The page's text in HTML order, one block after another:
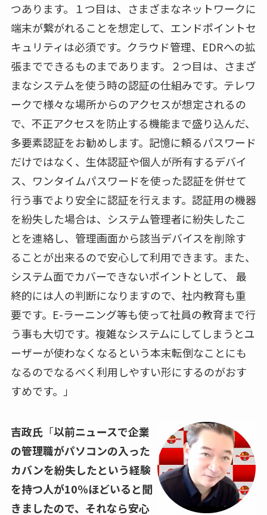
つあります。１つ目は、さまざまなネットワークに
端末が繋がれることを想定して、エンドポイントセ
キュリティは必須です。クラウド管理、 EDRへの拡
張までできるものまであります。２つ目は、さまざ
まなシステムを使う時の認証の仕組みです。テレワ
ークで様々な場所からのアクセスが想定されるの
で、不正アクセスを防止する機能まで盛り込んだ、
多要素認証をお勧めします。記憶に頼るパスワード
だけではなく、生体認証や個人が所有するデバイ
ス、ワンタイムパスワードを使った認証を併せて
行う事でより安全に認証を行えます。認証用の機器
を紛失した場合は、システム管理者に紛失したこ
とを連絡し、管理画面から該当デバイスを削除す
ることが出来るので安心して利用できます。また、
システム面でカバーできないポイントとして、 最
終的には人の判断になりますので、社内教育も重
要です。 E-ラーニング等も使って社員の教育まで行
う事も大切です。複雑なシステムにしてしまうとユ
ーザーが使わなくなるという本末転倒なことにも
なるのでなるべく利用しやすい形にするのがおす
すめです。」
吉政氏「以前ニュースで企業
の管理職がパソコンの入った
カバンを紛失したという経験
を持つ人が10％ほどいると聞
きましたので、それなら安心